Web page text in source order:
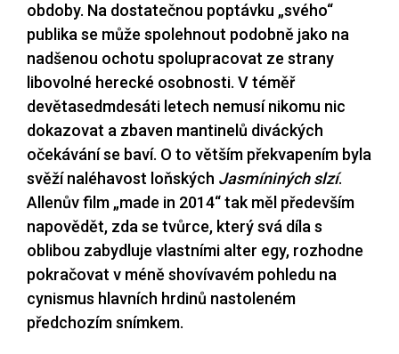
obdoby. Na dostatečnou poptávku „svého“
publika se může spolehnout podobně jako na
nadšenou ochotu spolupracovat ze strany
libovolné herecké osobnosti. V téměř
devětasedmdesáti letech nemusí nikomu nic
dokazovat a zbaven mantinelů diváckých
očekávání se baví. O to větším překvapením byla
svěží naléhavost loňských Jasmíniných slzí.
Allenův film „made in 2014“ tak měl především
napovědět, zda se tvůrce, který svá díla s
oblibou zabydluje vlastními alter egy, rozhodne
pokračovat v méně shovívavém pohledu na
cynismus hlavních hrdinů nastoleném
předchozím snímkem.